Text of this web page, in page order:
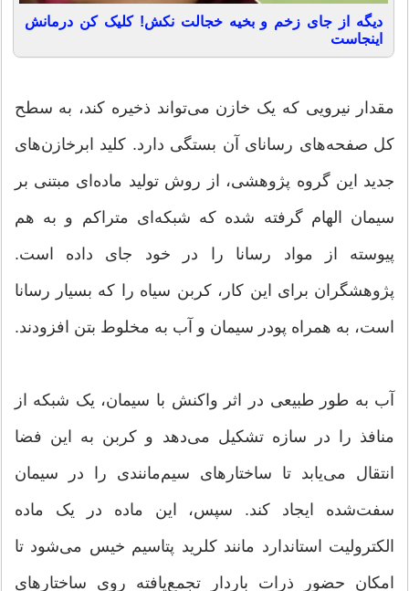
دیگه از جای زخم و بخیه خجالت نکش! کلیک کن درمانش
اینجاست
مقدار نیرویی که یک خازن می‌تواند ذخیره کند، به سطح
کل صفحه‌های رسانای آن بستگی دارد. کلید ابرخازن‌های
جدید این گروه پژوهشی، از روش تولید ماده‌ای مبتنی بر
سیمان الهام گرفته شده که شبکه‌ای متراکم و به هم
پیوسته از مواد رسانا را در خود جای داده است.
پژوهشگران برای این کار، کربن سیاه را که بسیار رسانا
است، به همراه پودر سیمان و آب به مخلوط بتن افزودند.
آب به طور طبیعی در اثر واکنش با سیمان، یک شبکه از
منافذ را در سازه تشکیل می‌دهد و کربن به این فضا
انتقال می‌یابد تا ساختارهای سیم‌مانندی را در سیمان
سفت‌شده ایجاد کند. سپس، این ماده در یک ماده
الکترولیت استاندارد مانند کلرید پتاسیم خیس می‌شود تا
امکان حضور ذرات باردار تجمع‌یافته روی ساختارهای